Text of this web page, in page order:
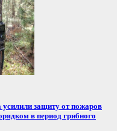
усилили защиту от пожаров
в период грибного